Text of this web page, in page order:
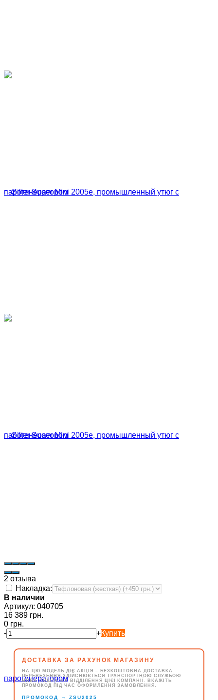
2 отзыва
Накладка:
В наличии
Артикул: 040705
16 389 грн.
0 грн.
-
+Купить
ДОСТАВКА ЗА РАХУНОК МАГАЗИНУ
НА ЦЮ МОДЕЛЬ ДІЄ АКЦІЯ – БЕЗКОШТОВНА ДОСТАВКА.
ПЕРЕВЕЗЕННЯ ЗДІЙСНЮЄТЬСЯ ТРАНСПОРТНОЮ СЛУЖБОЮ
НОВА ПОШТА НА ВІДДІЛЕННЯ ЦІЄЇ КОМПАНІЇ. ВКАЖІТЬ
ПРОМОКОД ПІД ЧАС ОФОРМЛЕННЯ ЗАМОВЛЕННЯ.
ПРОМОКОД → ZSU2025